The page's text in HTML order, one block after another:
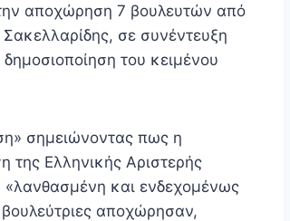
αποχώρηση 7 βουλευτών από
σε συνέντευξη
του κειμένου
σημειώνοντας πως η
Ελληνικής Αριστερής
«λανθασμένη και ενδεχομένως
αποχώρησαν,